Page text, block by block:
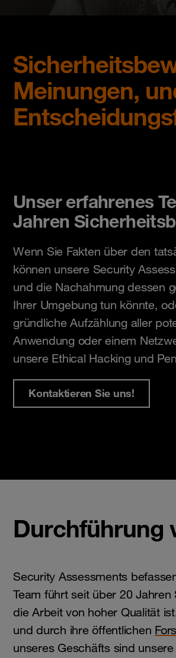
Meinungen,
Unser erfahrenes
Jahren
Wenn Sie Fakten über den
können unsere Security
und die Nachahmung dessen
Ihrer Umgebung tun könnte,
gründliche Aufzählung aller
Anwendung oder einem
unsere Ethical Hacking und
Kontaktieren Sie uns!
Durchführung
Security Assessments
Team führt seit über 20
die Arbeit von hoher Qualität
und durch ihre öffentlichen
unseres Geschäfts sind